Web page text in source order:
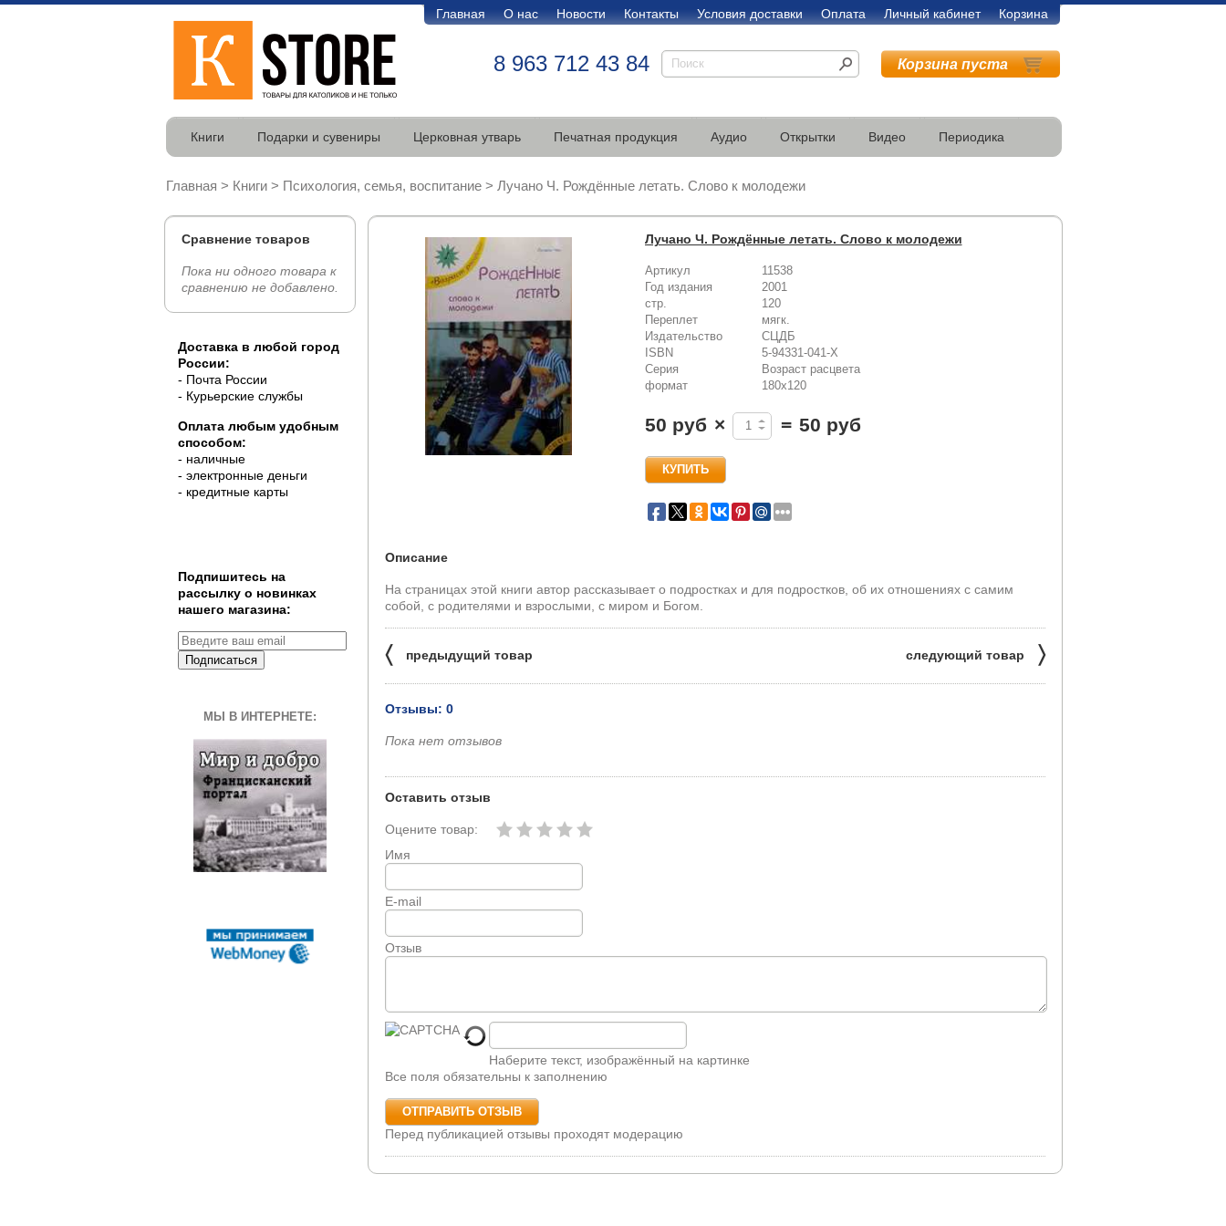
Главная О нас Новости Контакты Условия доставки Оплата Личный кабинет Корзина
8 963 712 43 84 Корзина пуста
Книги Подарки и сувениры Церковная утварь Печатная продукция Аудио Открытки Видео Периодика
Главная > Книги > Психология, семья, воспитание > Лучано Ч. Рождённые летать. Слово к молодежи
Лучано Ч. Рождённые летать. Слово к молодежи
Артикул
11538
Год издания
2001
стр.
120
Переплет
мягк.
Издательство
СЦДБ
ISBN
5-94331-041-Х
Серия
Возраст расцвета
формат
180х120
50 руб × = 50 руб
Описание
На страницах этой книги автор рассказывает о подростках и для подростков, об их отношениях с самим
собой, с родителями и взрослыми, с миром и Богом.
〈 предыдущий товар следующий товар 〉
Отзывы: 0
Пока нет отзывов
Оставить отзыв
Оцените товар:
Имя
E-mail
Отзыв
Наберите текст, изображённый на картинке
Все поля обязательны к заполнению
Перед публикацией отзывы проходят модерацию
Сравнение товаров
Пока ни одного товара к
сравнению не добавлено.
Доставка в любой город
России:
- Почта России
- Курьерские службы
Оплата любым удобным
способом:
- наличные
- электронные деньги
- кредитные карты
Подпишитесь на
рассылку о новинках
нашего магазина:
Подписаться
МЫ В ИНТЕРНЕТЕ: